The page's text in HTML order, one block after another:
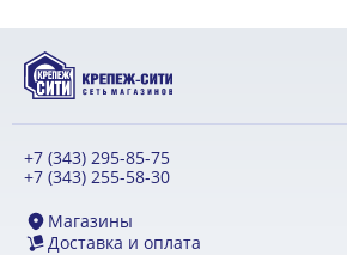
+7 (343) 295-85-75
+7 (343) 255-58-30
Магазины
Доставка и оплата